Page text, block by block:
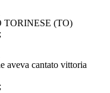
(TO)
;
aveva cantato vittoria
;